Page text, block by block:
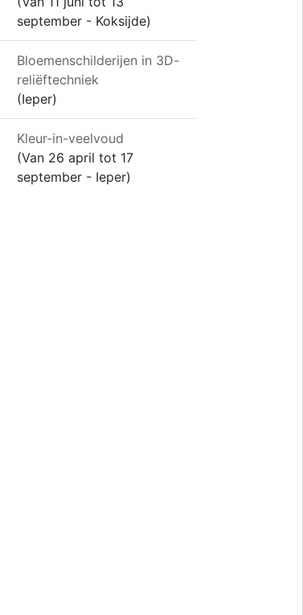
september - Koksijde)
Bloemenschilderijen in 3D-
reliëftechniek
(Ieper)
Kleur-in-veelvoud
(Van 26 april tot 17
september - Ieper)